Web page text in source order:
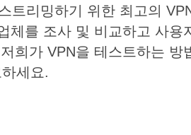
트리밍하기 위한 최고의
체를 조사 및 비교하고 사용
희가 VPN을 테스트하는 방
세요.